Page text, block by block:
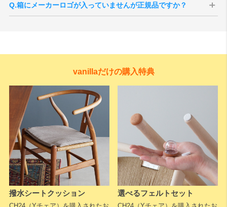
います。なお、当店への次回入荷が決まっている場合もございますの
また4本脚の椅子は、座ることで脚がわずかに開き安定する構造です。
Yチェアは脚先が細く接地面が小さいため、床のわずかな凹凸や傾きで
もガタつきを感じやすい傾向がありますが、当店付属のフェルトで軽
減が可能です。
なお、浮いている脚が約3mm以上ある場合は初期不良の可能性がある
A.Yチェアは製造工程の最終段階で、床への設置状態を確認しながらガ
タつきの微調整（レベル調整）を行います。そのため、脚裏にわずか
に削った跡が残る場合があります。
デンマークでは土足での使用が前提のため、削り調整後に再塗装など
の仕上げは行われません。これは不備ではなく、実際の使用環境を想
定して一脚ずつ調整された証でもあります。安心してお使いくださ
い。
A：Yチェアの座面は、100mの長さを超えるペーパーコードを職人が
手作業で編み上げています。編み込みの途中では、張力を保つために
金具でコードを固定しながら作業を進める工程があります。
その際に表面繊維がわずかに毛羽立つ（ささくれのように見える）こ
とがありますが、素材構造や強度には影響はなく、使用上の問題はあ
りません。手仕事ならではの個体差のひとつとしてご理解ください。
Q.箱にメーカーロゴが入っていませんが正規品ですか？
ります。
当店では入荷時に全て検品を行い、1脚用の無地の梱包に入れ替えをし
てお届けしていますが、本国からの入荷時の箱でお届けとなる場合も
ございます。
事前のご指定などはお受けすることができませんので、予めご了承く
ださいますようお願いいたします。
vanillaだけの購入特典
撥水シートクッション 選べるフェルトセット